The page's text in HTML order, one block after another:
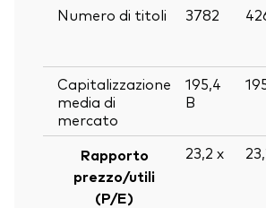
Numero di titoli
3782
Capitalizzazione
media di
mercato
195,4
B
Rapporto
prezzo/utili
(P/E)
23,2 x